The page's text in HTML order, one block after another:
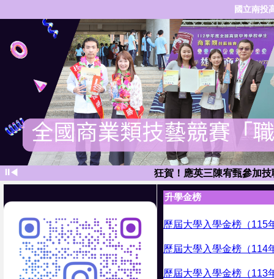
國立南投
⏸◀
狂賀！應英三陳譽榮獲「114
狂賀！應英三陳宥甄參加
狂賀！應英三張卉喬
狂賀！應英三李佩俞參加「112學年度
狂賀！應英三
狂賀！應英三李英愛技職繁星錄
狂賀！應英三林志諺同學
狂賀！應英三陳宏祐同學科技繁
升學金榜
歷屆大學入學金榜（115
歷屆大學入學金榜（114
歷屆大學入學金榜（113